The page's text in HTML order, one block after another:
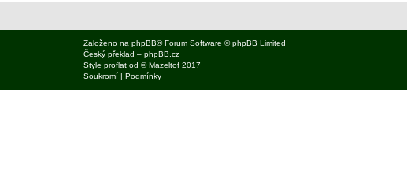
Založeno na phpBB® Forum Software © phpBB Limited
Český překlad – phpBB.cz
Style proflat od ©Mazeltof 2017
Soukromí | Podmínky